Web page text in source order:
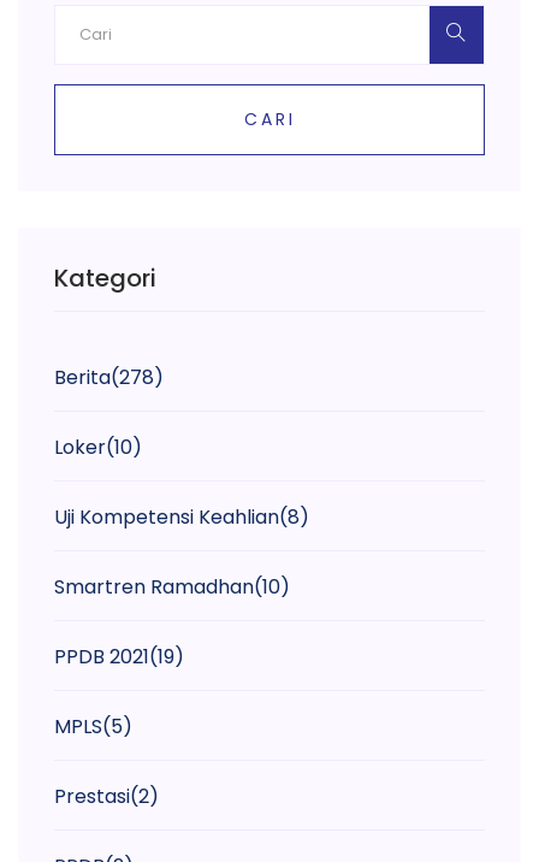
CARI
Kategori
Berita(278)
Loker(10)
Uji Kompetensi Keahlian(8)
Smartren Ramadhan(10)
PPDB 2021(19)
MPLS(5)
Prestasi(2)